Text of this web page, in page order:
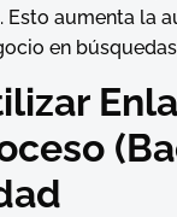
Esto aumenta la
en